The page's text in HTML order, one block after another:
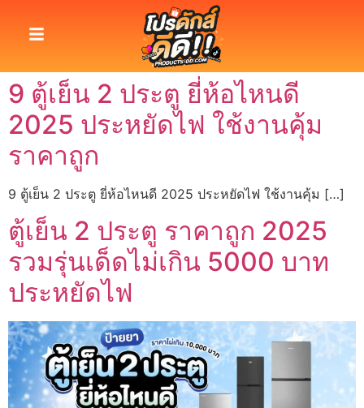
9 ตู้เย็น 2 ประตู ยี่ห้อไหนดี
2025 ประหยัดไฟ ใช้งานคุ้ม
ราคาถูก
9 ตู้เย็น 2 ประตู ยี่ห้อไหนดี 2025 ประหยัดไฟ ใช้งานคุ้ม […]
ตู้เย็น 2 ประตู ราคาถูก 2025
รวมรุ่นเด็ดไม่เกิน 5000 บาท
ประหยัดไฟ